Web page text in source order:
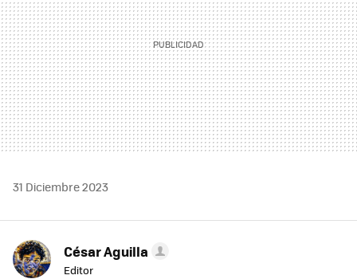
31 Diciembre 2023
César Aguilla
Editor